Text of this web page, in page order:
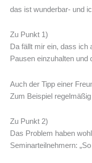
das ist wunderbar- und
Zu Punkt 1)
Da fällt mir ein, dass ich
Pausen einzuhalten und
Auch der Tipp einer
Zum Beispiel
Zu Punkt 2)
Das Problem haben
Seminarteilnehmern: